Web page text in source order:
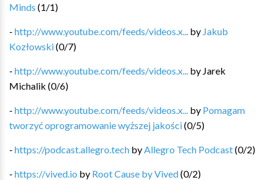
Minds (1/1)
- http://www.youtube.com/feeds/videos.x... by Jakub
Kozłowski(0/7)
- http://www.youtube.com/feeds/videos.x... by Jarek
Michalik (0/6)
- http://www.youtube.com/feeds/videos.x... by Pomagam
tworzyć oprogramowanie wyższej jakości(0/5)
- https://podcast.allegro.tech by Allegro Tech Podcast(0/2)
- https://vived.io by Root Cause by Vived(0/2)